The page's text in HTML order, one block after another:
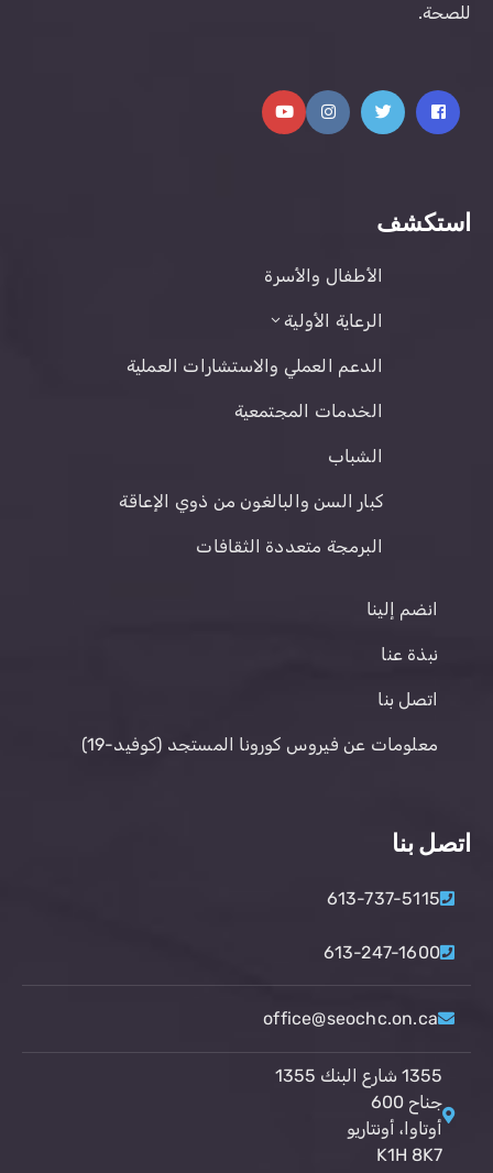
للصحة.
استكشف
الأطفال والأسرة
الرعاية الأولية
الدعم العملي والاستشارات العملية
الخدمات المجتمعية
الشباب
كبار السن والبالغون من ذوي الإعاقة
البرمجة متعددة الثقافات
انضم إلينا
نبذة عنا
اتصل بنا
معلومات عن فيروس كورونا المستجد (كوفيد-19)
اتصل بنا
613-737-5115
613-247-1600
office@seochc.on.ca
1355 شارع البنك 1355
جناح 600
أوتاوا، أونتاريو
K1H 8K7